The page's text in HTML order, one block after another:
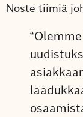
Noste tiimiä